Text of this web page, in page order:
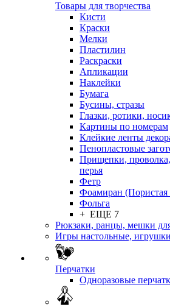
Товары для творчества
Кисти
Краски
Мелки
Пластилин
Раскраски
Апликации
Наклейки
Бумага
Бусины, стразы
Глазки, ротики,
Картины по номерам
Клейкие ленты
Пенопластовые
Прищепки,
перья
Фетр
Фоамиран (Пористая
Фольга
+ ЕЩЕ 7
Рюкзаки, ранцы, мешки
Игры настольные, игрушки
Перчатки
Одноразовые